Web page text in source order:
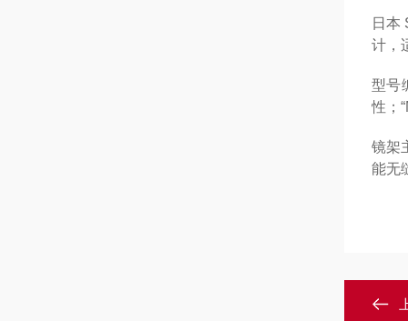
日本
计，
型号
性；
镜架
能无